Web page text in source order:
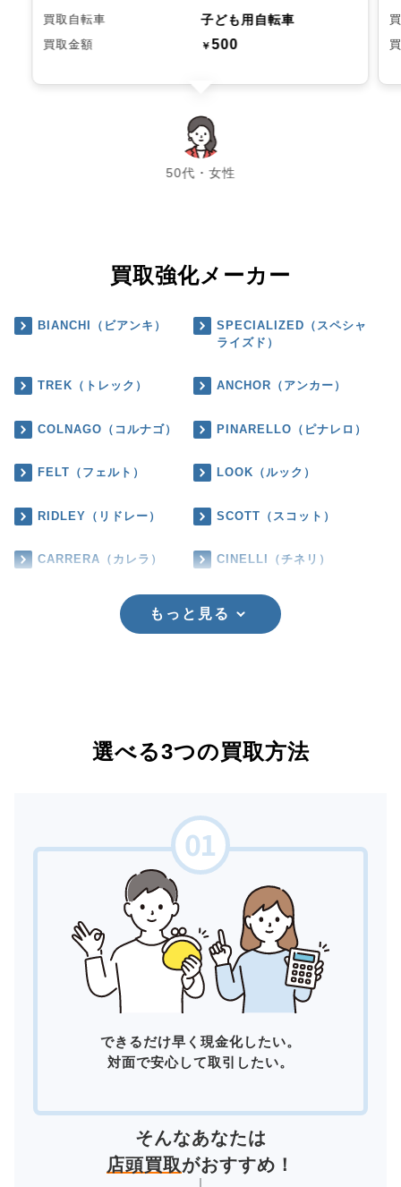
買取自転車 子ども用自転車
買取金額 ￥500
50代・女性
chevron_left chevron_right
買取強化メーカー
BIANCHI（ビアンキ）
SPECIALIZED（スペシャ
ライズド）
TREK（トレック） ANCHOR（アンカー）
COLNAGO（コルナゴ） PINARELLO（ピナレロ）
FELT（フェルト） LOOK（ルック）
RIDLEY（リドレー） SCOTT（スコット）
CARRERA（カレラ） CINELLI（チネリ）
もっと見る
選べる3つの買取方法
できるだけ早く現金化したい。
対面で安心して取引したい。
そんなあなたは
店頭買取がおすすめ！